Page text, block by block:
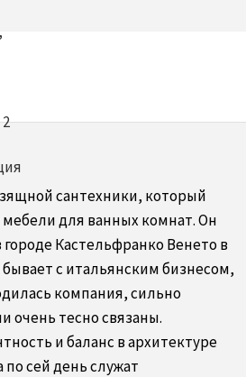
сантехники, который
для ванных комнат. Он
городе Кастельфранко Венето в
бывает с итальянским бизнесом,
компания, сильно
очень тесно связаны.
и баланс в архитектуре
по сей день служат